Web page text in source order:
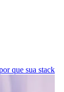
que sua stack